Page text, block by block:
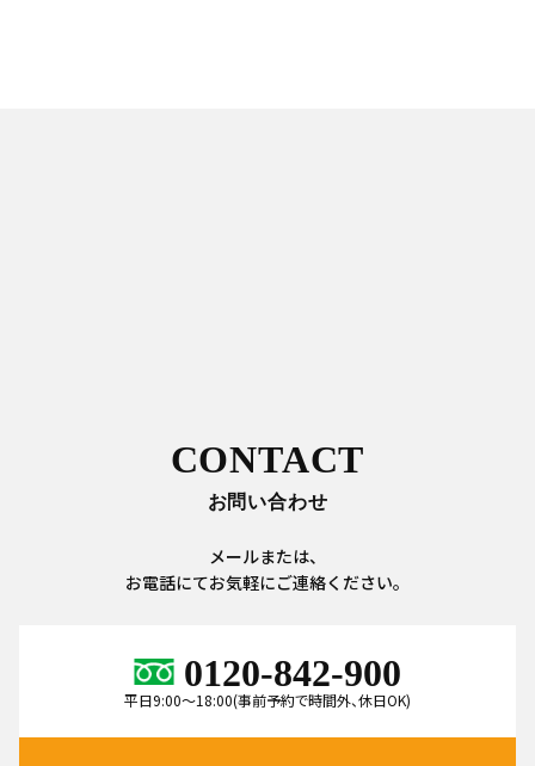
CONTACT
お問い合わせ
メールまたは、
お電話にてお気軽にご連絡ください。
0120-842-900
平日9:00～18:00(事前予約で時間外、休日OK)